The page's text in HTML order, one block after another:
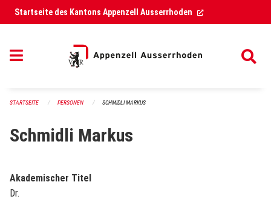
Navigation überspringen
Startseite des Kantons Appenzell Ausserrhoden (External Link)
STARTSEITE PERSONEN SCHMIDLI MARKUS
Schmidli Markus
Akademischer Titel
Dr.